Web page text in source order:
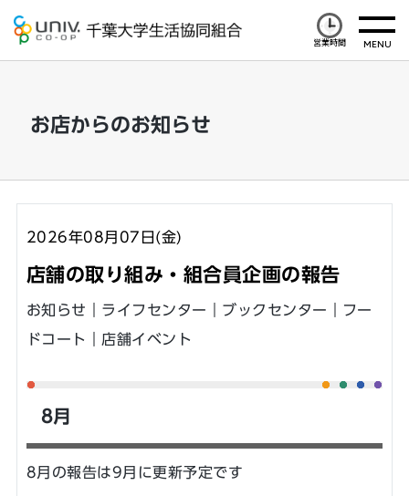
営業時間
お店からのお知らせ
2026年08月07日(金)
店舗の取り組み・組合員企画の報告
お知らせ｜ライフセンター｜ブックセンター｜フー
ドコート｜店舗イベント
8月
8月の報告は9月に更新予定です